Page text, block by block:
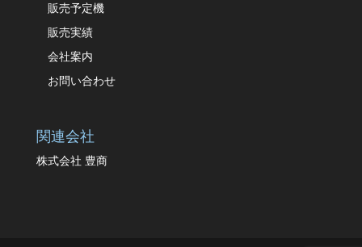
販売予定機
販売実績
会社案内
お問い合わせ
関連会社
株式会社 豊商